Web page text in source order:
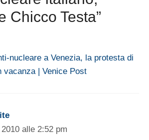
Chicco Testa”
nucleare a Venezia, la protesta di
vacanza | Venice Post
alle 2:52 pm